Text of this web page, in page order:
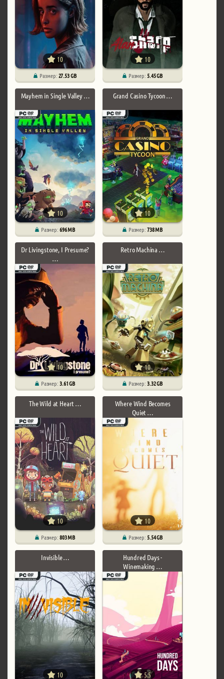
10
Размер:27.53 GB
10
Размер:5.45 GB
Mayhem in Single Valley …
10
Размер:696 MB
Grand Casino Tycoon …
10
Размер:738 MB
Dr Livingstone, I Presume?
…
10
Размер:3.61 GB
Retro Machina …
10
Размер:3.32 GB
The Wild at Heart …
10
Размер:803 MB
Where Wind Becomes
Quiet …
10
Размер:5.54 GB
Invisible …
10
Hundred Days -
Winemaking …
5.5